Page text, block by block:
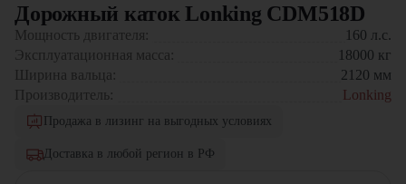
Дорожный каток Lonking CDM518D
Мощность двигателя: 160 л.с.
Эксплуатационная масса:
18000 кг
Ширина вальца:
2120 мм
Производитель:
Lonking
Продажа в лизинг на выгодных условиях
Доставка в любой регион в РФ